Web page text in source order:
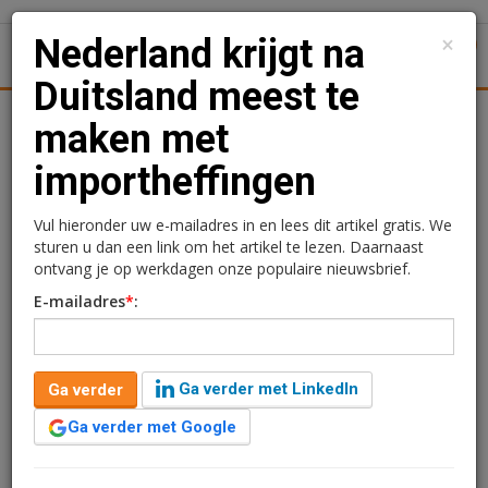
Uitgelicht
Nederland krijgt na
Duitsland meest te maken
met importheffingen
Als de importheffingen op Amerikaanse goederen er
komt, dan kan dat zo’n 30 procent van de Nederlandse
goederenimportwaarde uit de VS raken.
×
Nederland krijgt na
Duitsland meest te
maken met
importheffingen
Vul hieronder uw e-mailadres in en lees dit artikel gratis. We
sturen u dan een link om het artikel te lezen. Daarnaast
ontvang je op werkdagen onze populaire nieuwsbrief.
E-mailadres*:
Ga verder
Ga verder met LinkedIn
Ga verder met Google